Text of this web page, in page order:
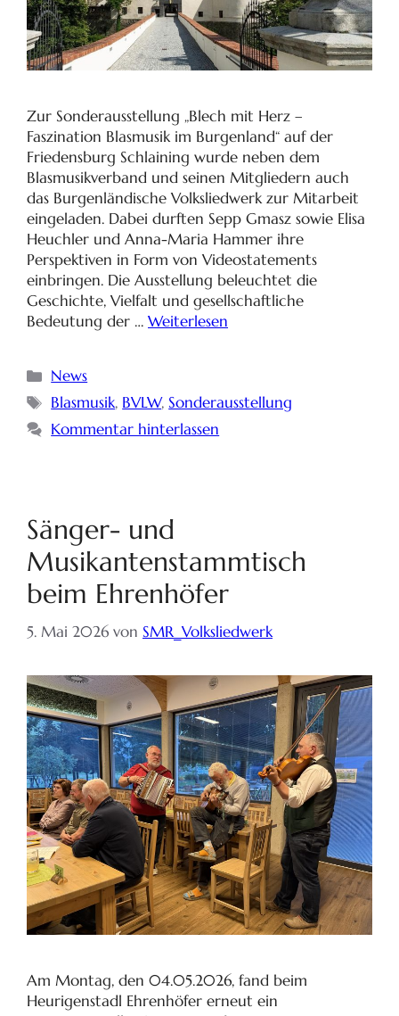
Zur Sonderausstellung „Blech mit Herz –
Faszination Blasmusik im Burgenland“ auf der
Friedensburg Schlaining wurde neben dem
Blasmusikverband und seinen Mitgliedern auch
das Burgenländische Volksliedwerk zur Mitarbeit
eingeladen. Dabei durften Sepp Gmasz sowie Elisa
Heuchler und Anna-Maria Hammer ihre
Perspektiven in Form von Videostatements
einbringen. Die Ausstellung beleuchtet die
Geschichte, Vielfalt und gesellschaftliche
Bedeutung der … Weiterlesen
News
Blasmusik, BVLW, Sonderausstellung
Kommentar hinterlassen
Sänger- und
Musikantenstammtisch
beim Ehrenhöfer
5. Mai 2026 von SMR_Volksliedwerk
Am Montag, den 04.05.2026, fand beim
Heurigenstadl Ehrenhöfer erneut ein